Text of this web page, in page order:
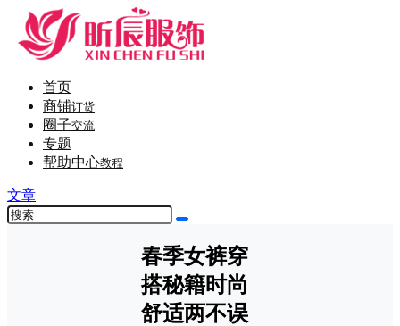
首页
商铺订货
圈子交流
专题
帮助中心教程
文章
春季女裤穿
搭秘籍时尚
舒适两不误